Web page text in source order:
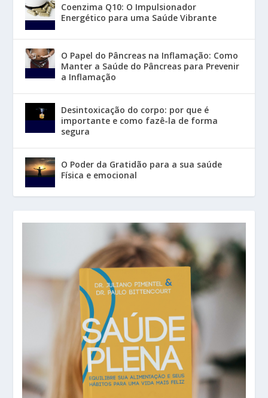
Coenzima Q10: O Impulsionador
Energético para uma Saúde Vibrante
O Papel do Pâncreas na Inflamação: Como
Manter a Saúde do Pâncreas para Prevenir
a Inflamação
Desintoxicação do corpo: por que é
importante e como fazê-la de forma
segura
O Poder da Gratidão para a sua saúde
Física e emocional